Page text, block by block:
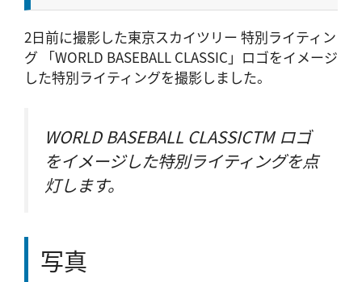
2日前に撮影した東京スカイツリー 特別ライティン
グ 「WORLD BASEBALL CLASSIC」ロゴをイメージ
した特別ライティングを撮影しました。
WORLD BASEBALL CLASSICTM ロゴ
をイメージした特別ライティングを点
灯します。
写真